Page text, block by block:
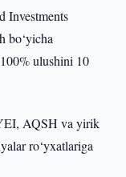
bo‘yicha
ulushini 10
AQSH va yirik
ro‘yxatlariga